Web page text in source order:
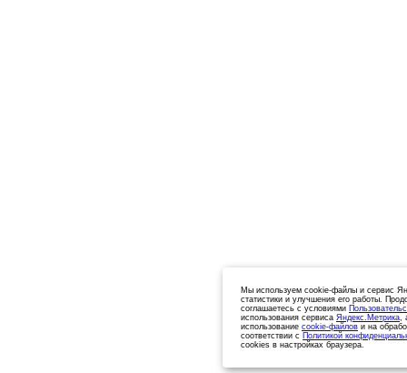
Мы используем cookie-файлы и сервис
статистики и улучшения его работы.
соглашаетесь с условиями
использования сервиса Яндекс.Метрика,
использование cookie-файлов и на
соответствии с Политикой
cookies в настройках браузера.